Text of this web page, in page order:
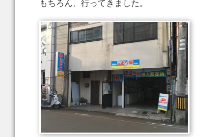
もちろん、行ってきました。